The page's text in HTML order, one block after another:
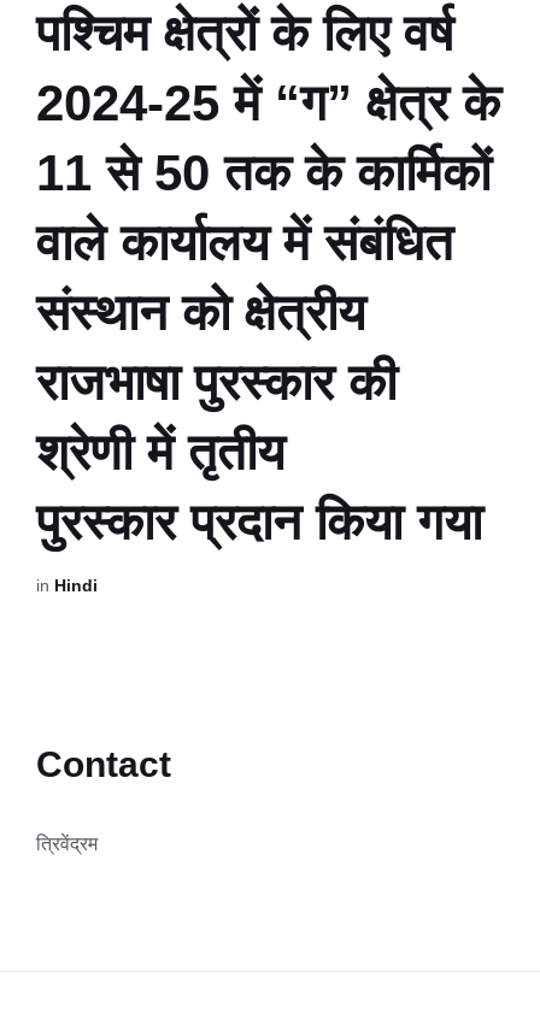
पश्चिम क्षेत्रों के लिए वर्ष
2024-25 में “ग” क्षेत्र के
11 से 50 तक के कार्मिकों
वाले कार्यालय में संबंधित
संस्थान को क्षेत्रीय
राजभाषा पुरस्कार की
श्रेणी में तृतीय
पुरस्कार प्रदान किया गया
in Hindi
Contact
त्रिवेंद्रम